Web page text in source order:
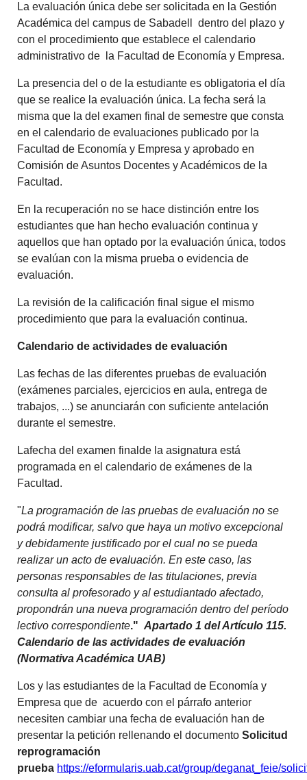
La evaluación única debe ser solicitada en la Gestión
Académica del campus de Sabadell dentro del plazo y
con el procedimiento que establece el calendario
administrativo de la Facultad de Economía y Empresa.
La presencia del o de la estudiante es obligatoria el día
que se realice la evaluación única. La fecha será la
misma que la del examen final de semestre que consta
en el calendario de evaluaciones publicado por la
Facultad de Economía y Empresa y aprobado en
Comisión de Asuntos Docentes y Académicos de la
Facultad.
En la recuperación no se hace distinción entre los
estudiantes que han hecho evaluación continua y
aquellos que han optado por la evaluación única, todos
se evalúan con la misma prueba o evidencia de
evaluación.
La revisión de la calificación final sigue el mismo
procedimiento que para la evaluación continua.
Calendario de actividades de evaluación
Las fechas de las diferentes pruebas de evaluación
(exámenes parciales, ejercicios en aula, entrega de
trabajos, ...) se anunciarán con suficiente antelación
durante el semestre.
Lafecha del examen finalde la asignatura está
programada en el calendario de exámenes de la
Facultad.
"La programación de las pruebas de evaluación no se
podrá modificar, salvo que haya un motivo excepcional
y debidamente justificado por el cual no se pueda
realizar un acto de evaluación. En este caso, las
personas responsables de las titulaciones, previa
consulta al profesorado y al estudiantado afectado,
propondrán una nueva programación dentro del período
lectivo correspondiente."Apartado 1 del Artículo 115.
Calendario de las actividades de evaluación
(Normativa Académica UAB)
Los y las estudiantes de la Facultad de Economía y
Empresa que de acuerdo con el párrafo anterior
necesiten cambiar una fecha de evaluación han de
presentar la petición rellenando el documentoSolicitud
reprogramación
prueba https://eformularis.uab.cat/group/deganat_feie/